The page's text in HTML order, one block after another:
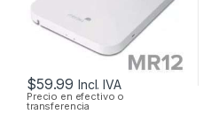
$59.99 Incl. IVA
Precio en efectivo o
transferencia